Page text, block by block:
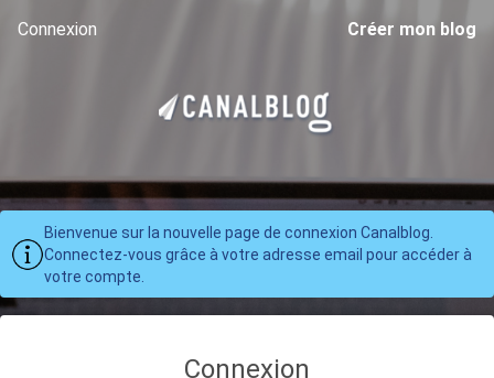
Connexion Créer mon blog
Bienvenue sur la nouvelle page de connexion Canalblog.
Connectez-vous grâce à votre adresse email pour accéder à
votre compte.
Connexion